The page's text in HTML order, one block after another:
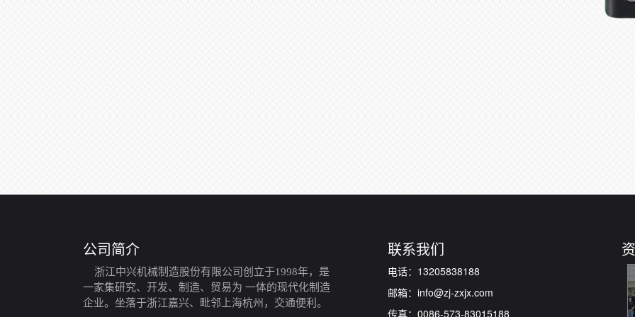
公司简介
浙江中兴机械制造股份有限公司创立于1998年，是
一家集研究、开发、制造、贸易为 一体的现代化制造
企业。坐落于浙江嘉兴、毗邻上海杭州，交通便利。
联系我们
电话：13205838188
邮箱：info@zj-zxjx.com
传真：0086-573-83015188